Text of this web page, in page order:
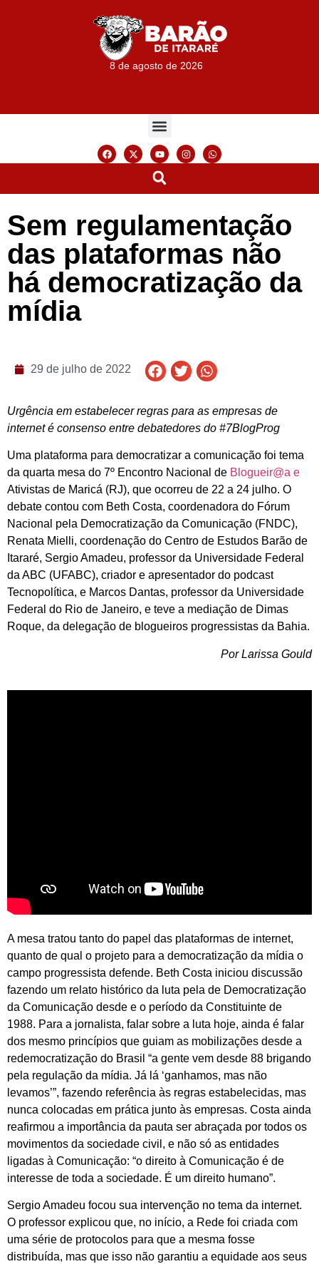
8 de agosto de 2026
Sem regulamentação
das plataformas não
há democratização da
mídia
29 de julho de 2022
Urgência em estabelecer regras para as empresas de
internet é consenso entre debatedores do #7BlogProg
Uma plataforma para democratizar a comunicação foi tema
da quarta mesa do 7º Encontro Nacional de Blogueir@a e
Ativistas de Maricá (RJ), que ocorreu de 22 a 24 julho. O
debate contou com Beth Costa, coordenadora do Fórum
Nacional pela Democratização da Comunicação (FNDC),
Renata Mielli, coordenação do Centro de Estudos Barão de
Itararé, Sergio Amadeu, professor da Universidade Federal
da ABC (UFABC), criador e apresentador do podcast
Tecnopolítica, e Marcos Dantas, professor da Universidade
Federal do Rio de Janeiro, e teve a mediação de Dimas
Roque, da delegação de blogueiros progressistas da Bahia.
Por Larissa Gould
A mesa tratou tanto do papel das plataformas de internet,
quanto de qual o projeto para a democratização da mídia o
campo progressista defende. Beth Costa iniciou discussão
fazendo um relato histórico da luta pela de Democratização
da Comunicação desde e o período da Constituinte de
1988. Para a jornalista, falar sobre a luta hoje, ainda é falar
dos mesmo princípios que guiam as mobilizações desde a
redemocratização do Brasil “a gente vem desde 88 brigando
pela regulação da mídia. Já lá ‘ganhamos, mas não
levamos’”, fazendo referência às regras estabelecidas, mas
nunca colocadas em prática junto às empresas. Costa ainda
reafirmou a importância da pauta ser abraçada por todos os
movimentos da sociedade civil, e não só as entidades
ligadas à Comunicação: “o direito à Comunicação é de
interesse de toda a sociedade. É um direito humano”.
Sergio Amadeu focou sua intervenção no tema da internet.
O professor explicou que, no início, a Rede foi criada com
uma série de protocolos para que a mesma fosse
distribuída, mas que isso não garantiu a equidade aos seus